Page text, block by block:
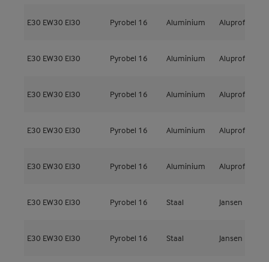
E30 EW30 EI30 Pyrobel 16 Aluminium Aluprof
E30 EW30 EI30 Pyrobel 16 Aluminium Aluprof
E30 EW30 EI30 Pyrobel 16 Aluminium Aluprof
E30 EW30 EI30 Pyrobel 16 Aluminium Aluprof
E30 EW30 EI30 Pyrobel 16 Aluminium Aluprof
E30 EW30 EI30 Pyrobel 16 Staal Jansen
E30 EW30 EI30 Pyrobel 16 Staal Jansen